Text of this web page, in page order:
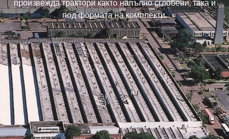
произвежда трактори както напълно сглобени, така и
под формата на комплекти.